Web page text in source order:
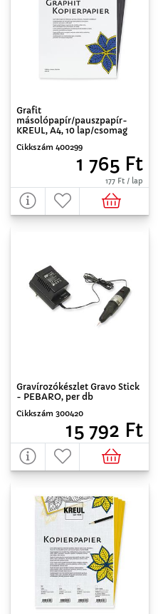
Grafit
másolópapír/pauszpapír-
KREUL, A4, 10 lap/csomag
Cikkszám 400299
1 765 Ft
177 Ft / lap
Gravírozókészlet Gravo Stick
- PEBARO, per db
Cikkszám 300420
15 792 Ft